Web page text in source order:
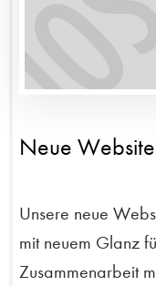
Neue Website
Unsere neue
mit neuem Glanz
Zusammenarbeit